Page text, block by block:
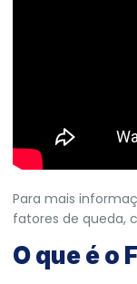
Para mais
fatores de queda,
O que é o